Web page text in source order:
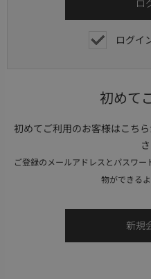
ログイ
初めて
初めてご利用のお客様はこち
ご登録のメールアドレスとパスワ
物ができる